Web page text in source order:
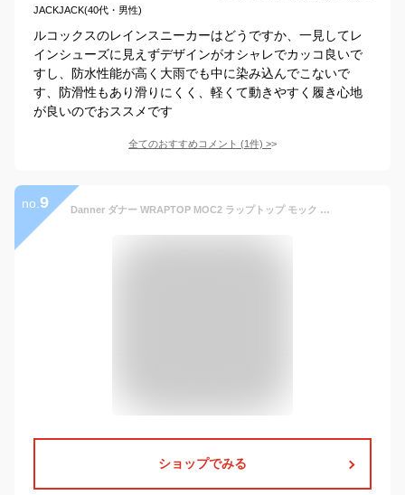
JACKJACK(40代・男性)
ルコックスのレインスニーカーはどうですか、一見してレ
インシューズに見えずデザインがオシャレでカッコ良いで
すし、防水性能が高く大雨でも中に染み込んでこないで
す、防滑性もあり滑りにくく、軽くて動きやすく履き心地
が良いのでおススメです
全てのおすすめコメント (1件) >
no. 9 Danner ダナー WRAPTOP MOC2 ラップトップ モック レインシューズ D219105 ラバーシューズ メンズ レディース
ショップでみる